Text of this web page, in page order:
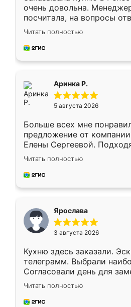
очень довольна.
посчитала, на вопросы
Замерщик приехал в
делу со всей
за день, ребята работали
Читать полностью
Аринка Р.
5 августа 2026
Больше всех мне
предложение от
Елены Сергеевой.
короткие сроки
для замера сотрудник
предложил по моему
Читать полностью
Ярослава
3 августа 2026
Кухню здесь заказали.
телеграмм. Выбрали
Согласовали день для
недели кухня была уже
довольны работой.
мебель за качественную
Читать полностью